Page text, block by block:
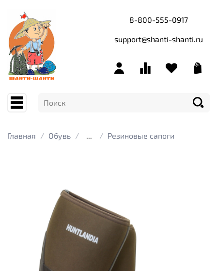
8-800-555-0917
support@shanti-shanti.ru
Главная Обувь Резиновые сапоги